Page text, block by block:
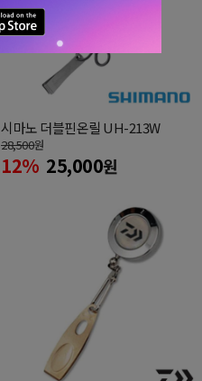
시마노 더블핀온릴 UH-213W
28,500원
12% 25,000원